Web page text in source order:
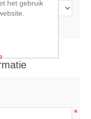
*
het gebruik